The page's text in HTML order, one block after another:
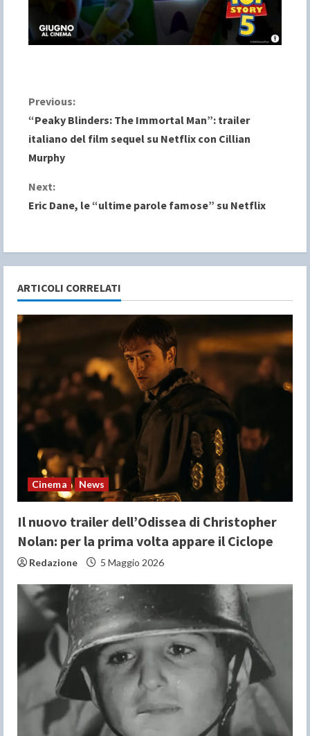
C
o
n
t
n
u
e
d
n
g
Previous:
“Peaky Blinders: The Immortal Man”: trailer
italiano del film sequel su Netflix con Cillian
Murphy
Next:
Eric Dane, le “ultime parole famose” su Netflix
ARTICOLI CORRELATI
Cinema News
Il nuovo trailer dell’Odissea di Christopher
Nolan: per la prima volta appare il Ciclope
Redazione 5 Maggio 2026